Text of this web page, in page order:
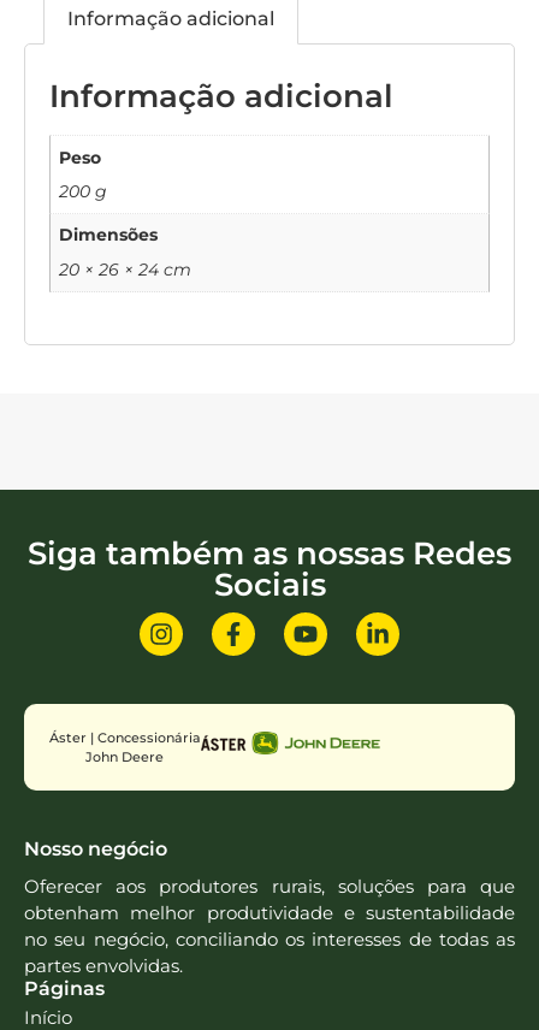
Informação adicional
Informação adicional
Peso
200 g
Dimensões
20 × 26 × 24 cm
Siga também as nossas Redes
Sociais
Áster | Concessionária
John Deere
Nosso negócio
Oferecer aos produtores rurais, soluções para que
obtenham melhor produtividade e sustentabilidade
no seu negócio, conciliando os interesses de todas as
partes envolvidas.
Páginas
Início